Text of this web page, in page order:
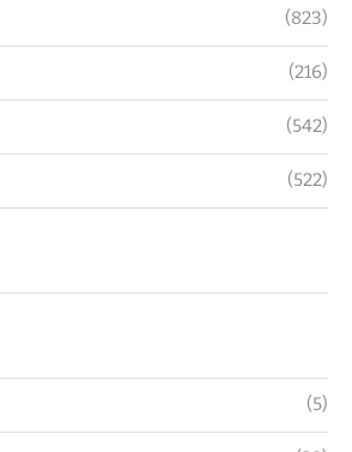
(823)
(216)
(542)
(522)
(5)